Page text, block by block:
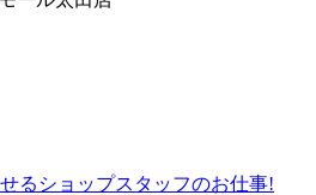
るショップスタッフのお仕事!